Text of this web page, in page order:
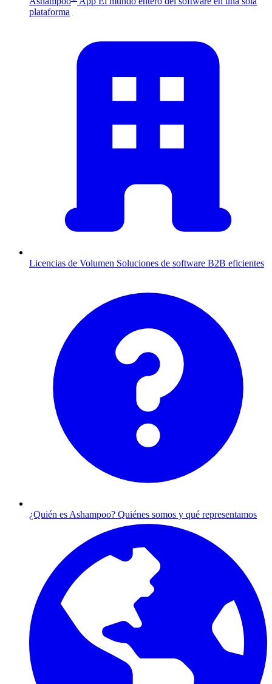
plataforma
Licencias de Volumen Soluciones de software B2B eficientes
¿Quién es Ashampoo? Quiénes somos y qué representamos